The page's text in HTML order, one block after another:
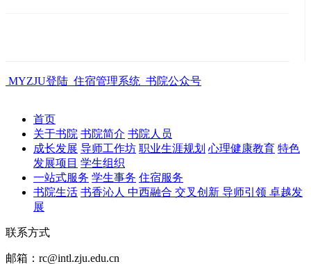
MYZJU登陆 住宿管理系统 书院公众号
首页
关于书院 书院简介 书院人员
成长发展 导师工作坊 职业生涯规划 心理健康教育 特色
发展项目 学生组织
一站式服务 学生事务 住宿服务
书院生活 书香沁人 中西融合 交叉创新 导师引领 卓越发
展
联系方式
邮箱：rc@intl.zju.edu.cn